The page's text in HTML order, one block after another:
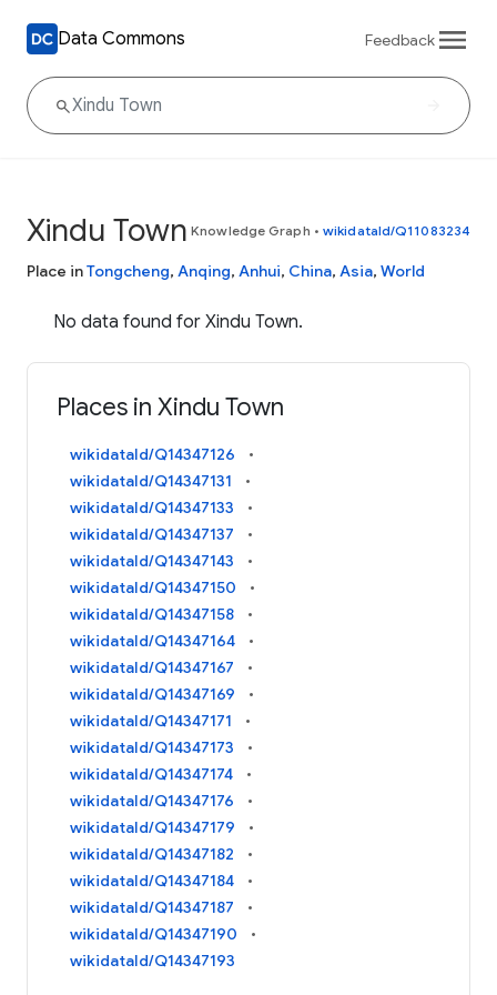
Data Commons Feedback
Xindu Town Knowledge Graph • wikidataId/Q11083234
Place inTongcheng, Anqing, Anhui, China, Asia, World
No data found for Xindu Town.
Places in Xindu Town
wikidataId/Q14347126
wikidataId/Q14347131
wikidataId/Q14347133
wikidataId/Q14347137
wikidataId/Q14347143
wikidataId/Q14347150
wikidataId/Q14347158
wikidataId/Q14347164
wikidataId/Q14347167
wikidataId/Q14347169
wikidataId/Q14347171
wikidataId/Q14347173
wikidataId/Q14347174
wikidataId/Q14347176
wikidataId/Q14347179
wikidataId/Q14347182
wikidataId/Q14347184
wikidataId/Q14347187
wikidataId/Q14347190
wikidataId/Q14347193